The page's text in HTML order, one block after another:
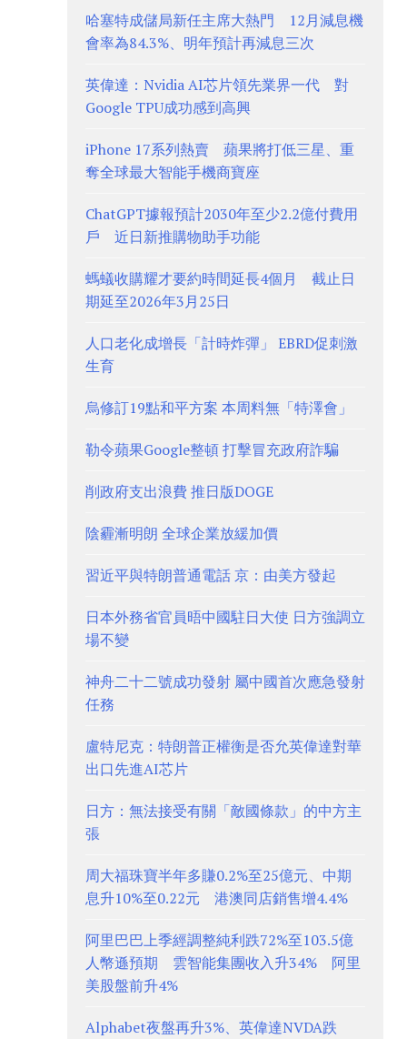
哈塞特成儲局新任主席大熱門 12月減息機
會率為84.3%、明年預計再減息三次
英偉達：Nvidia AI芯片領先業界一代 對
Google TPU成功感到高興
iPhone 17系列熱賣 蘋果將打低三星、重
奪全球最大智能手機商寶座
ChatGPT據報預計2030年至少2.2億付費用
戶 近日新推購物助手功能
螞蟻收購耀才要約時間延長4個月 截止日
期延至2026年3月25日
人口老化成增長「計時炸彈」 EBRD促刺激
生育
烏修訂19點和平方案 本周料無「特澤會」
勒令蘋果Google整頓 打擊冒充政府詐騙
削政府支出浪費 推日版DOGE
陰霾漸明朗 全球企業放緩加價
習近平與特朗普通電話 京：由美方發起
日本外務省官員晤中國駐日大使 日方強調立
場不變
神舟二十二號成功發射 屬中國首次應急發射
任務
盧特尼克：特朗普正權衡是否允英偉達對華
出口先進AI芯片
日方：無法接受有關「敵國條款」的中方主
張
周大福珠寶半年多賺0.2%至25億元、中期
息升10%至0.22元 港澳同店銷售增4.4%
阿里巴巴上季經調整純利跌72%至103.5億
人幣遜預期 雲智能集團收入升34% 阿里
美股盤前升4%
Alphabet夜盤再升3%、英偉達NVDA跌